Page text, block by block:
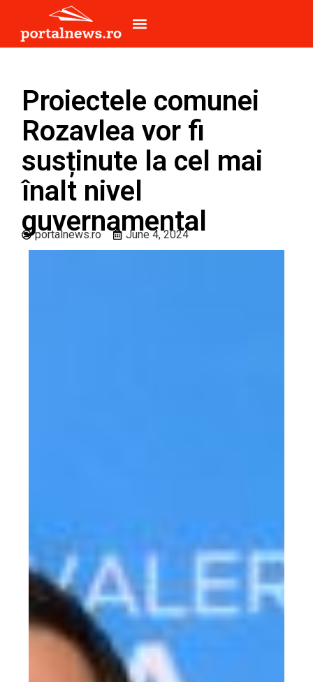
Proiectele comunei
Rozavlea vor fi
susținute la cel mai
înalt nivel
guvernamental
portalnews.ro June 4, 2024